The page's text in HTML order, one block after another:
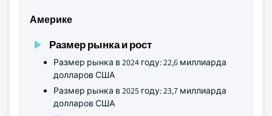
Америке
Размер рынка и рост
Размер рынка в 2024 году: 22,6 миллиарда
долларов США
Размер рынка в 2025 году: 23,7 миллиарда
долларов США